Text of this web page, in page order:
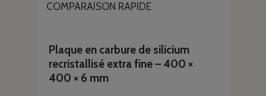
COMPARAISON RAPIDE
Plaque en carbure de silicium
recristallisé extra fine – 400 ×
400 × 6 mm